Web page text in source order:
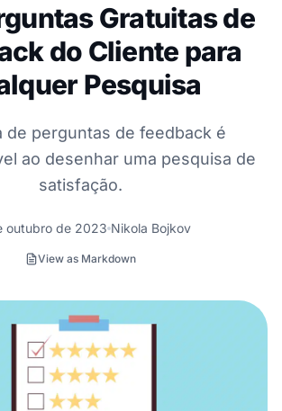
Gratuitas de
do Cliente para
Pesquisa
de perguntas de feedback é
ao desenhar uma pesquisa de
satisfação.
outubro de 2023 Nikola Bojkov
View as Markdown